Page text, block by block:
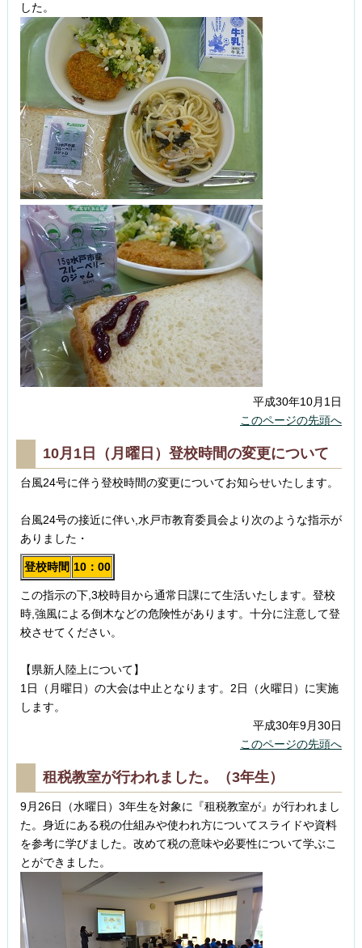
した。
平成30年10月1日
このページの先頭へ
10月1日（月曜日）登校時間の変更について
台風24号に伴う登校時間の変更についてお知らせいたします。
台風24号の接近に伴い,水戸市教育委員会より次のような指示が
ありました・
登校時間 10：00
この指示の下,3校時目から通常日課にて生活いたします。登校
時,強風による倒木などの危険性があります。十分に注意して登
校させてください。
【県新人陸上について】
1日（月曜日）の大会は中止となります。2日（火曜日）に実施
します。
平成30年9月30日
このページの先頭へ
租税教室が行われました。（3年生）
9月26日（水曜日）3年生を対象に『租税教室が』が行われまし
た。身近にある税の仕組みや使われ方についてスライドや資料
を参考に学びました。改めて税の意味や必要性について学ぶこ
とができました。